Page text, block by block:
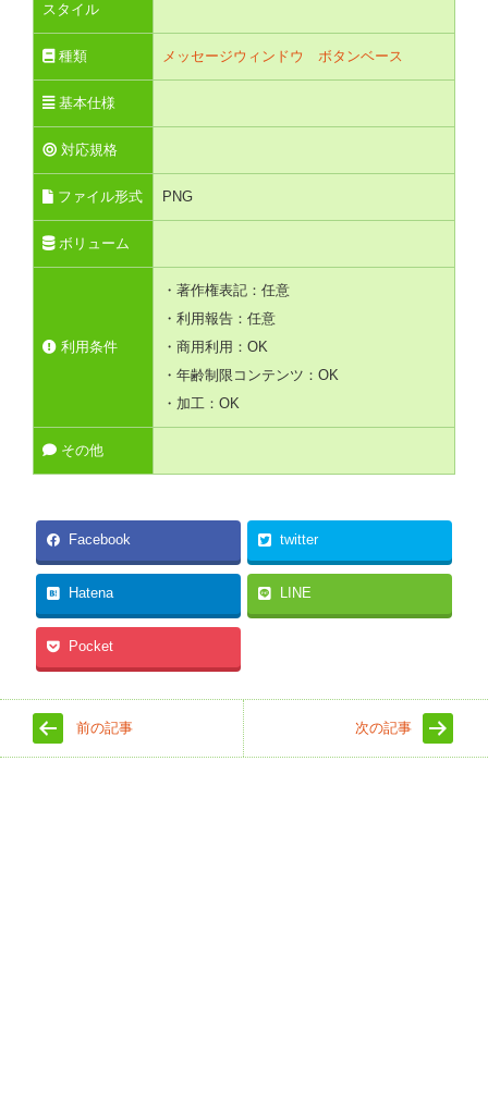
スタイル
種類 メッセージウィンドウ ボタンベース
基本仕様
対応規格
ファイル形式 PNG
ボリューム
利用条件
・著作権表記：任意
・利用報告：任意
・商用利用：OK
・年齢制限コンテンツ：OK
・加工：OK
その他
Facebook twitter
Hatena LINE
Pocket
前の記事 次の記事